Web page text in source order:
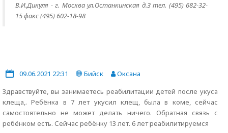
В.И.Дикуля - г. Москва ул.Останкинская д.3 тел. (495) 682-32-
15 факс (495) 602-18-98
09.06.2021 22:31 Бийск
Оксана
Здравствуйте, вы занимаетесь реабилитации детей после укуса
клеща,. Ребёнка в 7 лет укусил клещ, была в коме, сейчас
самостоятельно не может делать ничего. Обратная связь с
ребёнком есть. Сейчас ребёнку 13 лет. 6 лет реабилитируемся